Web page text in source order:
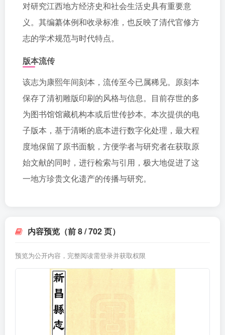
对研究江西地方经济史和社会生活史具有重要意
义。其编纂体例和收录标准，也反映了清代官修方
志的学术规范与时代特点。
版本流传
该志为康熙年间刻本，流传至今已属稀见。原刻本
保存了清初雕版印刷的风格与信息。目前存世的多
为图书馆馆藏机构本或后世传抄本。本次提供的电
子版本，基于清晰的底本进行数字化处理，最大程
度地保留了原书面貌，方便学者与研究者在获取原
始文献的同时，进行检索与引用，极大地促进了这
一地方珍贵文化遗产的传播与研究。
内容预览（前 8 / 702 页）
预览为公开内容，完整阅读需登录并获取权限